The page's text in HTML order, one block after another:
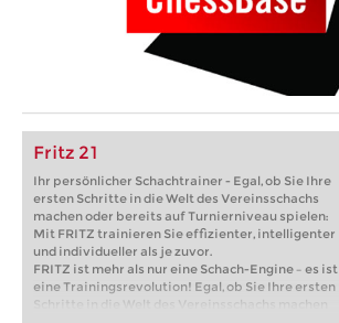
Fritz 21
Ihr persönlicher Schachtrainer - Egal, ob Sie Ihre
ersten Schritte in die Welt des Vereinsschachs
machen oder bereits auf Turnierniveau spielen:
Mit FRITZ trainieren Sie effizienter, intelligenter
und individueller als je zuvor.
FRITZ ist mehr als nur eine Schach-Engine – es ist
eine Trainingsrevolution! Egal, ob Sie Ihre ersten
Schritte in die Welt des Vereinsschachs machen